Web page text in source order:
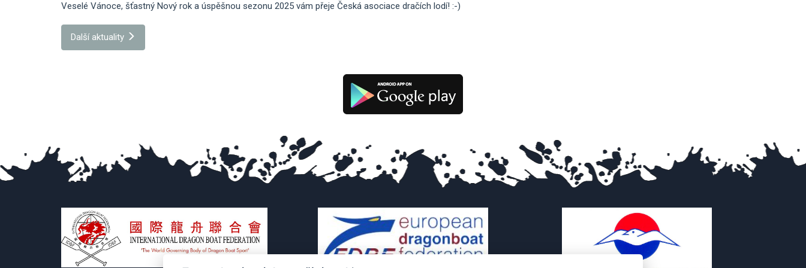
Veselé Vánoce, šťastný Nový rok a úspěšnou sezonu 2025 vám přeje Česká asociace dračích lodí! :-)
Další aktuality